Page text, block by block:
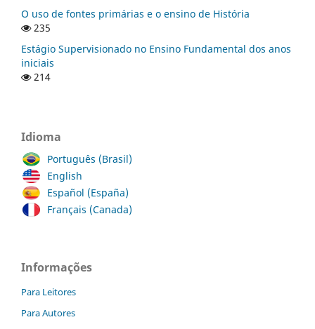
O uso de fontes primárias e o ensino de História
235
Estágio Supervisionado no Ensino Fundamental dos anos
iniciais
214
Idioma
Português (Brasil)
English
Español (España)
Français (Canada)
Informações
Para Leitores
Para Autores